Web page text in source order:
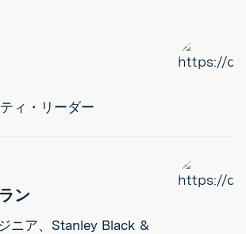
ィ・リーダー
ン
ニア、Stanley Black &